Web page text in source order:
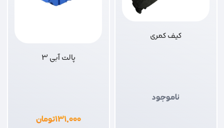
کیف کمری
ناموجود
پالت آبی 3
۱۳۱,۰۰۰تومان